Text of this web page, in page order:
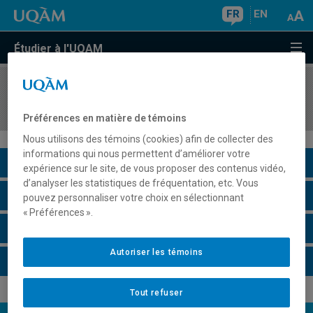
FR EN
Étudier à l'UQAM
COURS//
Description du cours
Horaire - Été 2026
Préférences en matière de témoins
Nous utilisons des témoins (cookies) afin de collecter des
informations qui nous permettent d’améliorer votre
expérience sur le site, de vous proposer des contenus vidéo,
d’analyser les statistiques de fréquentation, etc. Vous
pouvez personnaliser votre choix en sélectionnant
« Préférences ».
Tout refuser
Autoriser les témoins